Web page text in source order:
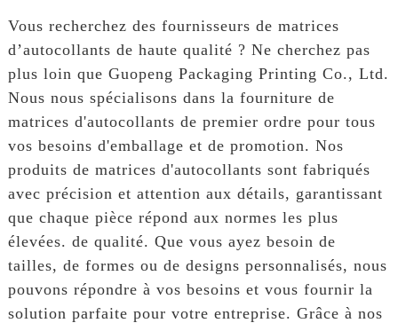
Vous recherchez des fournisseurs de matrices
d’autocollants de haute qualité ? Ne cherchez pas
plus loin que Guopeng Packaging Printing Co., Ltd.
Nous nous spécialisons dans la fourniture de
matrices d'autocollants de premier ordre pour tous
vos besoins d'emballage et de promotion. Nos
produits de matrices d'autocollants sont fabriqués
avec précision et attention aux détails, garantissant
que chaque pièce répond aux normes les plus
élevées. de qualité. Que vous ayez besoin de
tailles, de formes ou de designs personnalisés, nous
pouvons répondre à vos besoins et vous fournir la
solution parfaite pour votre entreprise. Grâce à nos